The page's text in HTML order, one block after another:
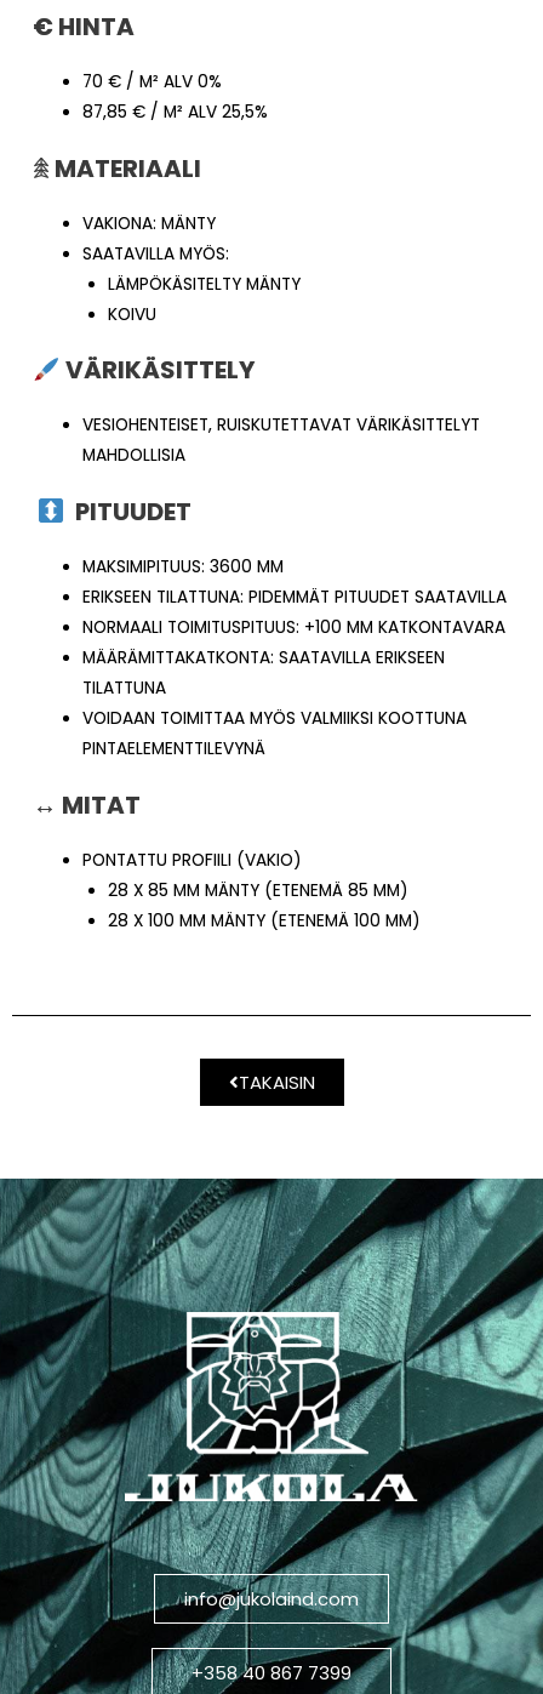
€ HINTA
70 € / M² ALV 0%
87,85 € / M² ALV 25,5%
𖠰 MATERIAALI
VAKIONA: MÄNTY
SAATAVILLA MYÖS:
LÄMPÖKÄSITELTY MÄNTY
KOIVU
VÄRIKÄSITTELY
VESIOHENTEISET, RUISKUTETTAVAT VÄRIKÄSITTELYT
MAHDOLLISIA
PITUUDET
MAKSIMIPITUUS: 3600 MM
ERIKSEEN TILATTUNA: PIDEMMÄT PITUUDET SAATAVILLA
NORMAALI TOIMITUSPITUUS: +100 MM KATKONTAVARA
MÄÄRÄMITTAKATKONTA: SAATAVILLA ERIKSEEN
TILATTUNA
VOIDAAN TOIMITTAA MYÖS VALMIIKSI KOOTTUNA
PINTAELEMENTTILEVYNÄ
↔ MITAT
PONTATTU PROFIILI (VAKIO)
28 X 85 MM MÄNTY (ETENEMÄ 85 MM)
28 X 100 MM MÄNTY (ETENEMÄ 100 MM)
TAKAISIN
info@jukolaind.com
+358 40 867 7399